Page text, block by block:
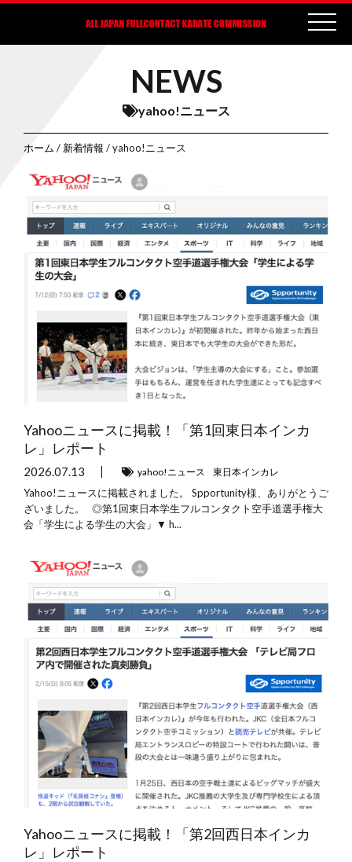
NEWS
yahoo!ニュース
ホーム / 新着情報 / yahoo!ニュース
Yahooニュースに掲載！「第1回東日本インカ
レ」レポート
2026.07.13 yahoo!ニュース 東日本インカレ
Yahoo!ニュースに掲載されました。 Spportunity様、ありがとうご
ざいました。 ◎第1回東日本学生フルコンタクト空手道選手権大
会「学生による学生の大会」▼ h...
Yahooニュースに掲載！「第2回西日本インカ
レ」レポート